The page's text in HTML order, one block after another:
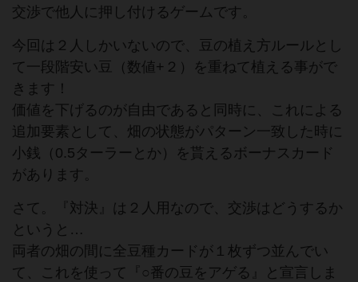
交渉で他人に押し付けるゲームです。
今回は２人しかいないので、豆の植え方ルールとし
て一段階安い豆（数値+２）を重ねて植える事がで
きます！
価値を下げるのが自由であると同時に、これによる
追加要素として、畑の状態がパターン一致した時に
小銭（0.5ターラーとか）を貰えるボーナスカード
があります。
さて。『対決』は２人用なので、交渉はどうするか
というと…
両者の畑の間に全豆種カードが１枚ずつ並んでい
て、これを使って『○番の豆をアゲる』と宣言しま